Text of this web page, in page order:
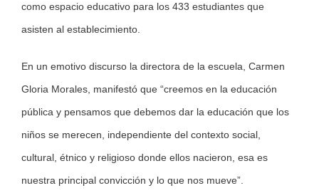
como espacio educativo para los 433 estudiantes que
asisten al establecimiento.
En un emotivo discurso la directora de la escuela, Carmen
Gloria Morales, manifestó que “creemos en la educación
pública y pensamos que debemos dar la educación que los
niños se merecen, independiente del contexto social,
cultural, étnico y religioso donde ellos nacieron, esa es
nuestra principal convicción y lo que nos mueve”.